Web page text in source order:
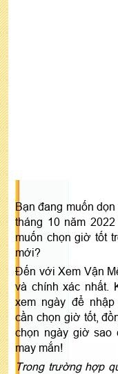
Bạn đang muốn
tháng 10 năm
muốn chọn giờ tốt
mới?
Đến với Xem Vận
và chính xác nhất.
xem ngày để
cần chọn giờ tốt,
chọn ngày giờ
may mắn!
Trong trường hợp